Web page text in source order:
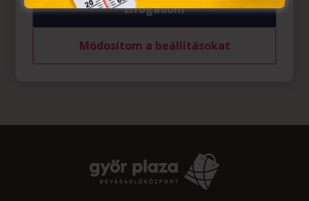
Elfogadom
Módosítom a beállításokat